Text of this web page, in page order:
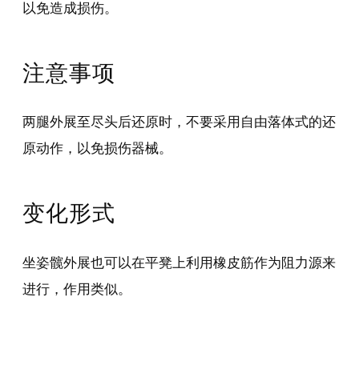
以免造成损伤。
注意事项
两腿外展至尽头后还原时，不要采用自由落体式的还
原动作，以免损伤器械。
变化形式
坐姿髋外展也可以在平凳上利用橡皮筋作为阻力源来
进行，作用类似。